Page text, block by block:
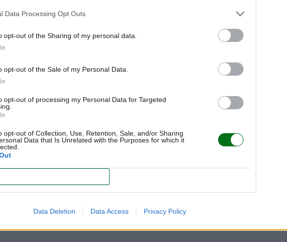
Data Processing Opt Outs
opt-out of the Sharing of my personal data.
opt-out of the Sale of my Personal Data.
opt-out of processing my Personal Data for Targeted
opt-out of Collection, Use, Retention, Sale, and/or Sharing
Data that Is Unrelated with the Purposes for which it
Data Deletion Data Access Privacy Policy
desprenderse de los tejidos del embarazo que pueden haber
tamaño para lograr volver a su estado inicial, de una forma
habitual
suave y menos frecuente al final.
se caracterizan por ser muy intensos y frecuentes. Esta intensidad
días después del parto, dependiendo de cada mujer y de su forma de
intensidad y en número
hasta que el útero, como ya hemos dicho,